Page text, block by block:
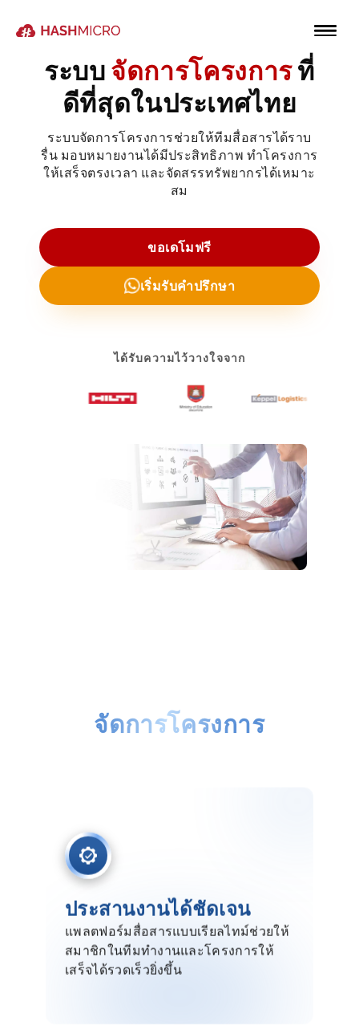
ระบบจัดการโครงการที่
ดีที่สุดในประเทศไทย
ระบบจัดการโครงการช่วยให้ทีมสื่อสารได้ราบ
รื่น มอบหมายงานได้มีประสิทธิภาพ ทำโครงการ
ให้เสร็จตรงเวลา และจัดสรรทรัพยากรได้เหมาะ
สม
ขอเดโมฟรี
เริ่มรับคำปรึกษา
ได้รับความไว้วางใจจาก
จัดการโครงการ
ประสานงานได้ชัดเจน
แพลตฟอร์มสื่อสารแบบเรียลไทม์ช่วยให้
สมาชิกในทีมทำงานและโครงการให้
เสร็จได้รวดเร็วยิ่งขึ้น